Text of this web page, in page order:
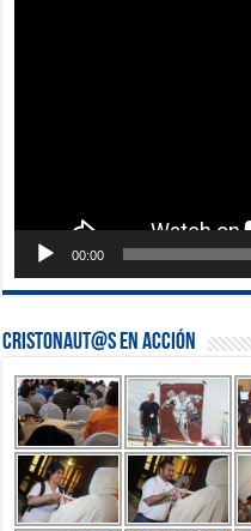
00:00
Cristonaut@s en Acción